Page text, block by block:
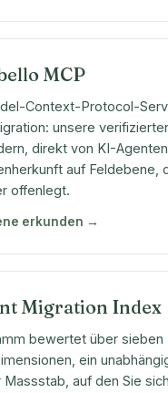
MCP
Context-Protocol-
unsere
direkt von KI-
auf Feldebene,
offenlegt.
erkunden →
Migration Index
bewertet über sieben
ein
auf den Sie